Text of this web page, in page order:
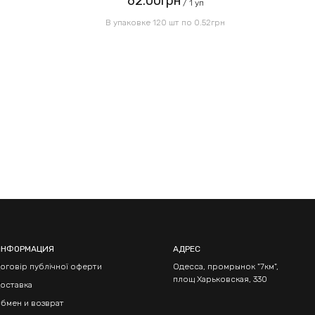
/ 1 уп
В упаковке 120 шт по 0.52грн
публічної оферти
и возврат
АДРЕС
Одесса, промрынок "7км",
площ Харьковская, 330